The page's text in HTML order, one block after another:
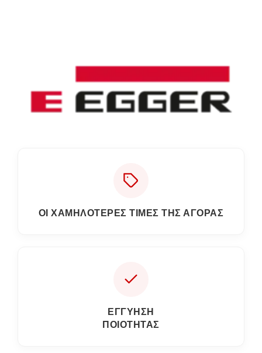
ΟΙ ΧΑΜΗΛΟΤΕΡΕΣ ΤΙΜΕΣ ΤΗΣ ΑΓΟΡΑΣ
ΕΓΓΎΗΣΗ
ΠΟΙΌΤΗΤΑΣ